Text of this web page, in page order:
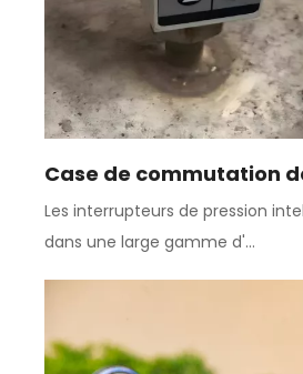
Les interrupteurs de pression
dans une large gamme d'...